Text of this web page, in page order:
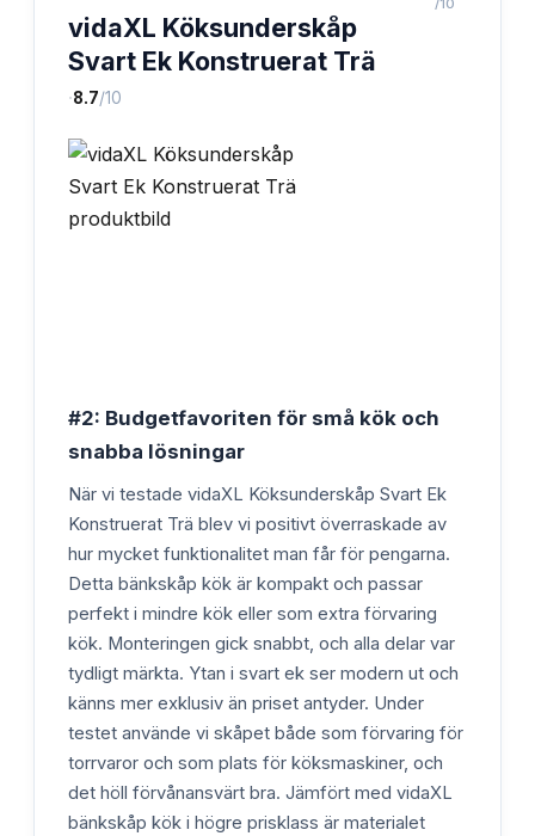
vidaXL Köksunderskåp
Svart Ek Konstruerat Trä
·8.7/10
/10
#2: Budgetfavoriten för små kök och
snabba lösningar
När vi testade vidaXL Köksunderskåp Svart Ek
Konstruerat Trä blev vi positivt överraskade av
hur mycket funktionalitet man får för pengarna.
Detta bänkskåp kök är kompakt och passar
perfekt i mindre kök eller som extra förvaring
kök. Monteringen gick snabbt, och alla delar var
tydligt märkta. Ytan i svart ek ser modern ut och
känns mer exklusiv än priset antyder. Under
testet använde vi skåpet både som förvaring för
torrvaror och som plats för köksmaskiner, och
det höll förvånansvärt bra. Jämfört med vidaXL
bänkskåp kök i högre prisklass är materialet